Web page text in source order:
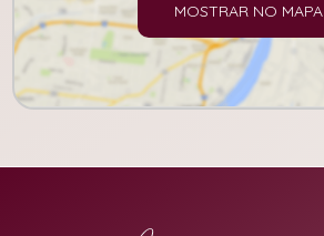
MOSTRAR NO MAPA